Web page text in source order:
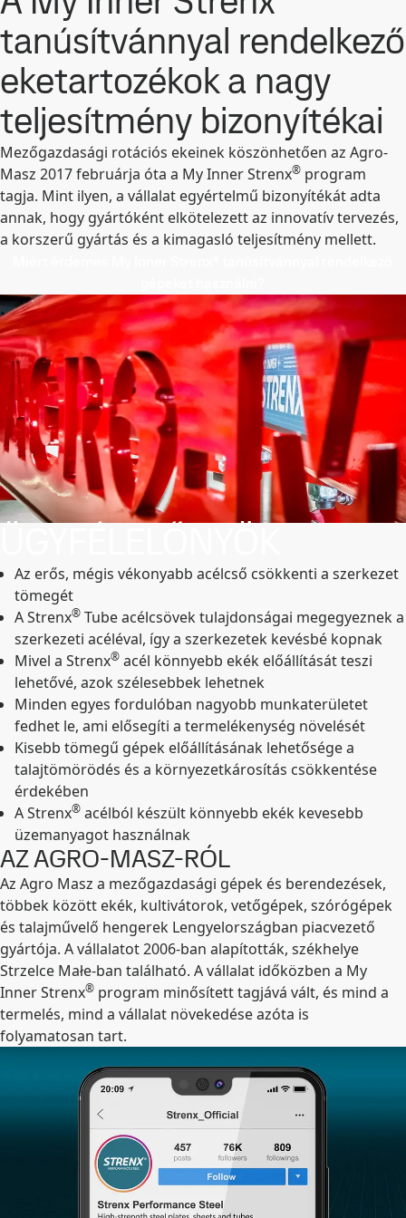
tanúsítvánnyal rendelkező
eketartozékok a nagy
teljesítmény bizonyítékai
Mezőgazdasági rotációs ekeinek köszönhetően az Agro-
Masz 2017 februárja óta a My Inner Strenx® program
tagja. Mint ilyen, a vállalat egyértelmű bizonyítékát adta
annak, hogy gyártóként elkötelezett az innovatív tervezés,
a korszerű gyártás és a kimagasló teljesítmény mellett.
Az erős, mégis vékonyabb acélcső csökkenti a szerkezet
tömegét
A Strenx® Tube acélcsövek tulajdonságai megegyeznek a
szerkezeti acéléval, így a szerkezetek kevésbé kopnak
Mivel a Strenx® acél könnyebb ekék előállítását teszi
lehetővé, azok szélesebbek lehetnek
Minden egyes fordulóban nagyobb munkaterületet
fedhet le, ami elősegíti a termelékenység növelését
Kisebb tömegű gépek előállításának lehetősége a
talajtömörödés és a környezetkárosítás csökkentése
érdekében
A Strenx® acélból készült könnyebb ekék kevesebb
üzemanyagot használnak
AZ AGRO-MASZ-RÓL
Az Agro Masz a mezőgazdasági gépek és berendezések,
többek között ekék, kultivátorok, vetőgépek, szórógépek
és talajművelő hengerek Lengyelországban piacvezető
gyártója. A vállalatot 2006-ban alapították, székhelye
Strzelce Małe-ban található. A vállalat időközben a My
Inner Strenx® program minősített tagjává vált, és mind a
termelés, mind a vállalat növekedése azóta is
folyamatosan tart.